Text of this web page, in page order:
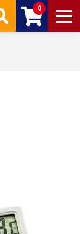
0